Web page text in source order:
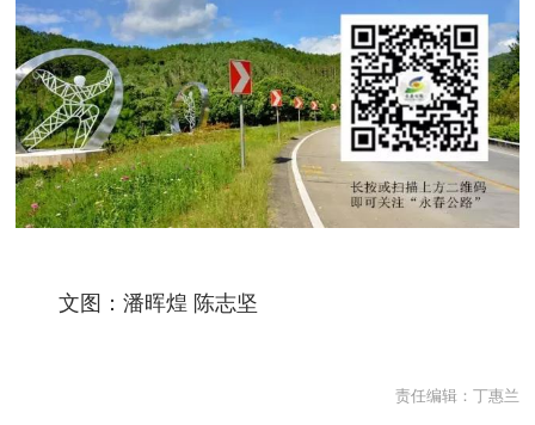
文图：潘晖煌 陈志坚
责任编辑： 丁惠兰